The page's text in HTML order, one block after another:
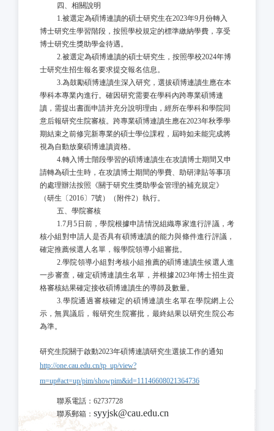
四、相關說明
1.被選定為碩博連讀的碩士研究生在2023年9月份轉入
博士研究生學習階段，按照學校規定的標準繳納學費，享受
博士研究生獎助學金待遇。
2.被選定為碩博連讀的碩士研究生，按照學校2024年博
士研究生招生報名要求提交報名信息。
3.為鼓勵碩博連讀生深入研究，選拔碩博連讀生應在本
學科本專業內進行。確因研究需要在學科內跨專業碩博連
讀，需提出書面申請并充分說明理由，經所在學科和學院同
意后報研究生院審核。跨專業碩博連讀生應在2023年秋季學
期結束之前修完新專業的碩士學位課程，屆時如未能完成將
視為自動放棄碩博連讀資格。
4.轉入博士階段學習的碩博連讀生在攻讀博士期間又申
請轉為碩士生時，在攻讀博士期間的學費、助研津貼等事項
的處理辦法按照《關于研究生獎助學金管理的補充規定》
（研生〔2016〕7號）（附件2）執行。
五、學院審核
1.7月5 日前，學院根據申請情況組織專家進行評議，考
核小組對申請人是否具有碩博連讀的能力與條件進行評議，
確定推薦候選人名單，報學院領導小組審批。
2.學院領導小組對考核小組推薦的碩博連讀生候選人進
一步審查，確定碩博連讀生名單，并根據2023年博士招生資
格審核結果確定接收碩博連讀生的導師及數量。
3.學院通過審核確定的碩博連讀生名單在學院網上公
示，無異議后，報研究生院審批，最終結果以研究生院公布
為準。
研究生院關于啟動2023年碩博連讀研究生選拔工作的通知
http://one.cau.edu.cn/tp_up/view?
m=up#act=up/pim/showpim&id=11146608021364736
聯系電話： 62737728
聯系郵箱： syyjsk@cau.edu.cn